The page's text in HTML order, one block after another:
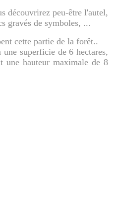
découvrirez peu-être l'autel,
gravés de symboles, ...
cette partie de la forêt..
superficie de 6 hectares,
une hauteur maximale de 8